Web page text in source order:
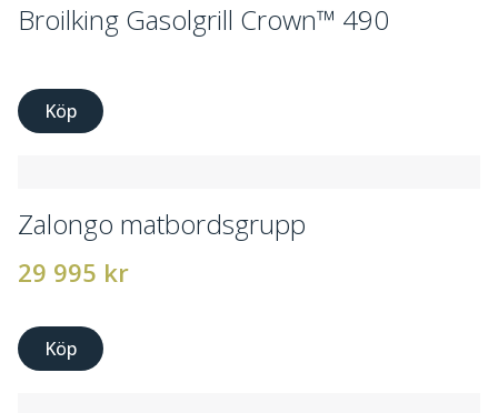
Broilking Gasolgrill Crown™ 490
Köp
Zalongo matbordsgrupp
29 995 kr
Köp